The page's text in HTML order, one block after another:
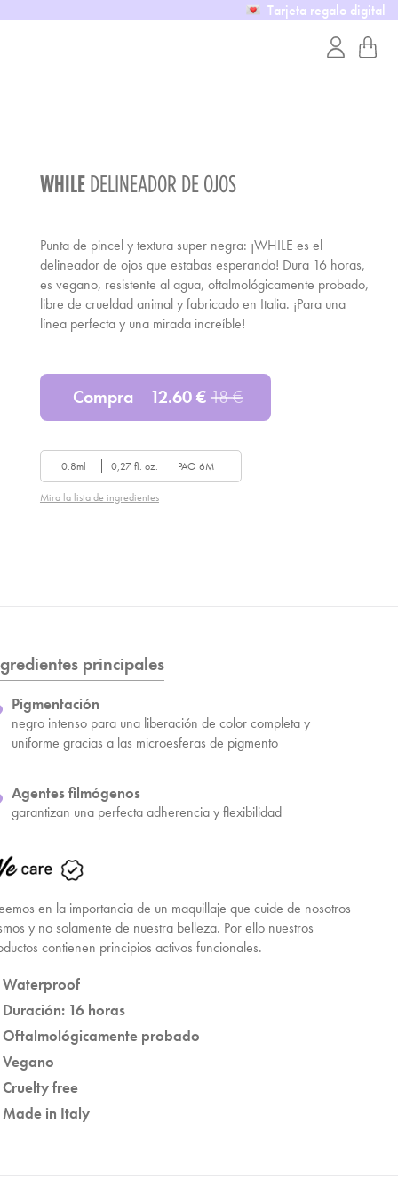
Tarjeta regalo digital
WHILEDELINEADOR DE OJOS
Punta de pincel y textura super negra: ¡WHILE es el
delineador de ojos que estabas esperando! Dura 16 horas,
es vegano, resistente al agua, oftalmológicamente probado,
libre de crueldad animal y fabricado en Italia. ¡Para una
línea perfecta y una mirada increíble!
Compra 12.60€18€
0.8ml 0,27 fl. oz. PAO 6M
Mira la lista de ingredientes
principales
Pigmentación
negro intenso para una liberación de color completa y
uniforme gracias a las microesferas de pigmento
Agentes filmógenos
garantizan una perfecta adherencia y flexibilidad
en la importancia de un maquillaje que cuide de nosotros
y no solamente de nuestra belleza. Por ello nuestros
contienen principios activos funcionales.
Waterproof
Duración: 16 horas
Oftalmológicamente probado
Vegano
Cruelty free
Made in Italy